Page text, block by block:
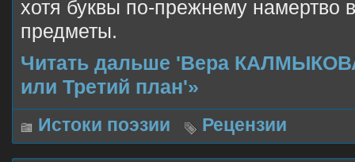
хотя буквы по-прежнему намертво
предметы.
Читать дальше 'Вера
или Третий план'»
Истоки поэзии Рецензии